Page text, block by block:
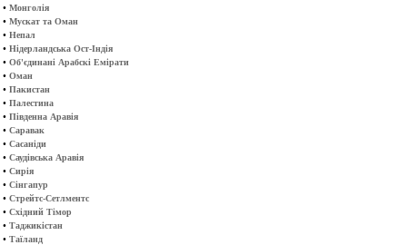
• Монголія
• Мускат та Оман
• Непал
• Нідерландська Ост-Індія
• Об'єдинані Арабскі Емірати
• Оман
• Пакистан
• Палестина
• Південна Аравія
• Саравак
• Сасаніди
• Саудівська Аравія
• Сирія
• Сінгапур
• Стрейтс-Сетлментс
• Східний Тімор
• Таджикістан
• Таїланд